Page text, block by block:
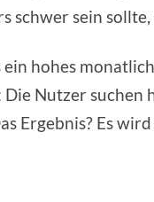
schwer sein
hohes
Nutzer suchen
Ergebnis? Es